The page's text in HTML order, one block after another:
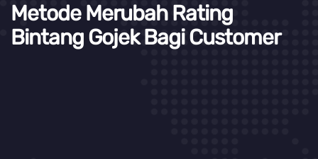
Metode Merubah Rating
Bintang Gojek Bagi Customer